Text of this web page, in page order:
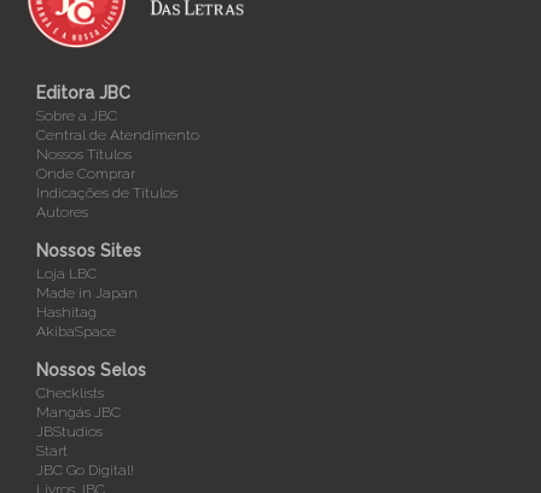
Editora JBC
Sobre a JBC
Central de Atendimento
Nossos Títulos
Onde Comprar
Indicações de Títulos
Autores
Nossos Sites
Loja LBC
Made in Japan
Hashitag
AkibaSpace
Nossos Selos
Checklists
Mangás JBC
JBStudios
Start
JBC Go Digital!